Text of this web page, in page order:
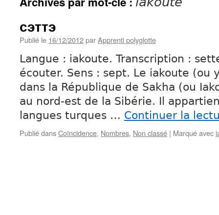
сэттэ
Publié le 16/12/2012parApprenti polyglotte
Langue : iakoute. Transcription :
écouter. Sens : sept. Le iakoute (ou
dans la République de Sakha (ou
au nord-est de la Sibérie. Il
langues turques … Continuer la
Publié dansCoïncidence, Nombres, Non classé | Marqué avec